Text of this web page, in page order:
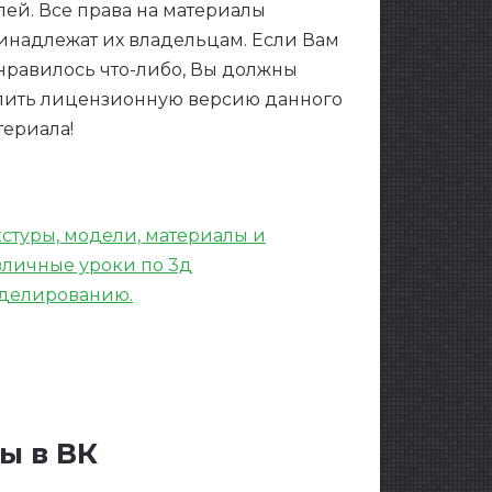
Party
Все права на материалы
их владельцам. Если Вам
что-либо, Вы должны
лицензионную версию данного
модели, материалы и
уроки по 3д
в ВК